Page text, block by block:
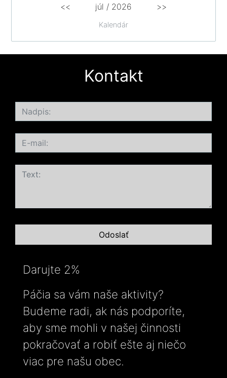
Kalendár
<< júl / 2026 >>
Kontakt
Darujte 2%
Páčia sa vám naše aktivity?
Budeme radi, ak nás podporíte,
aby sme mohli v našej činnosti
pokračovať a robiť ešte aj niečo
viac pre našu obec.